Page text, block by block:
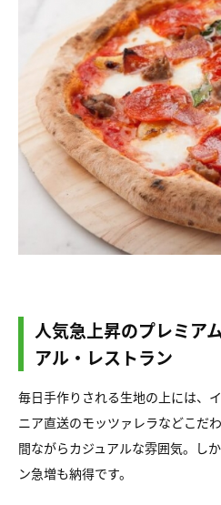
人気急上昇のプレミア
アル・レストラン
毎日手作りされる生地の上には、
ニア直送のモッツァレラなどこだ
間ながらカジュアルな雰囲気。し
ン急増も納得です。